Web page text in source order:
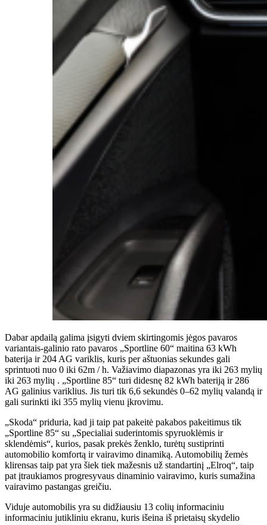
Dabar apdailą galima įsigyti dviem skirtingomis jėgos pavaros
variantais-galinio rato pavaros „Sportline 60“ maitina 63 kWh
baterija ir 204 AG variklis, kuris per aštuonias sekundes gali
sprintuoti nuo 0 iki 62m / h. Važiavimo diapazonas yra iki 263 mylių
iki 263 mylių . „Sportline 85“ turi didesnę 82 kWh bateriją ir 286
AG galinius variklius. Jis turi tik 6,6 sekundės 0–62 mylių valandą ir
gali surinkti iki 355 mylių vienu įkrovimu.
„Skoda“ priduria, kad ji taip pat pakeitė pakabos pakeitimus tik
„Sportline 85“ su „Specialiai suderintomis spyruoklėmis ir
sklendėmis“, kurios, pasak prekės ženklo, turėtų sustiprinti
automobilio komfortą ir vairavimo dinamiką. Automobilių žemės
klirensas taip pat yra šiek tiek mažesnis už standartinį „Elroq“, taip
pat įtraukiamos progresyvaus dinaminio vairavimo, kuris sumažina
vairavimo pastangas greičiu.
Viduje automobilis yra su didžiausiu 13 colių informaciniu
informaciniu jutikliniu ekranu, kuris išeina iš prietaisų skydelio